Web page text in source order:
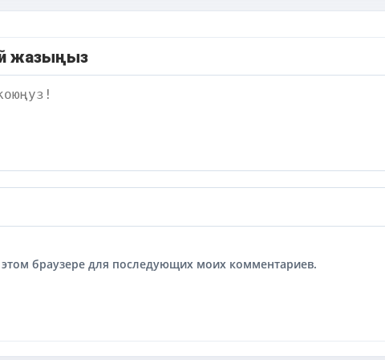
жазыңыз
браузере для последующих моих комментариев.